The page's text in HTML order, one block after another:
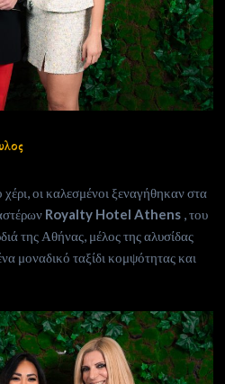
οι καλεσμένοι ξεναγήθηκαν στα
Royalty Hotel Athens , του
της Αθήνας, μέλος της αλυσίδας
μοναδικό ταξίδι κομψότητας και